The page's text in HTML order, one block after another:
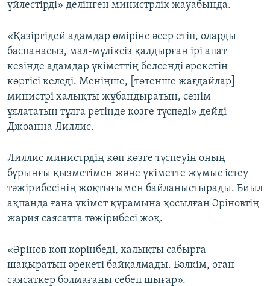
үйлестірді» делінген министрлік жауабында.
«Қазіргідей адамдар өміріне әсер етіп, оларды
баспанасыз, мал-мүліксіз қалдырған ірі апат
кезінде адамдар үкіметтің белсенді әрекетін
көргісі келеді. Меніңше, [төтенше жағдайлар]
министрі халықты жұбандыратын, сенім
ұялататын тұлға ретінде көзге түспеді» дейді
Джоанна Лиллис.
Лиллис министрдің көп көзге түспеуін оның
бұрынғы қызметімен және үкіметте жұмыс істеу
тәжірибесінің жоқтығымен байланыстырады. Биыл
ақпанда ғана үкімет құрамына қосылған Әріновтің
жария саясатта тәжірибесі жоқ.
«Әрінов көп көрінбеді, халықты сабырға
шақыратын әрекеті байқалмады. Бәлкім, оған
саясаткер болмағаны себеп шығар».